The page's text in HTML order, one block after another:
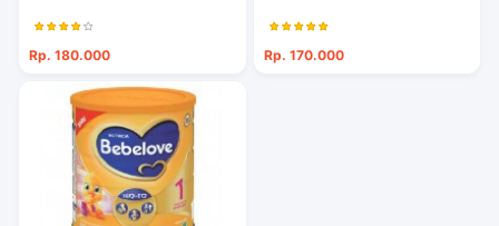
Rp. 180.000 Rp. 170.000